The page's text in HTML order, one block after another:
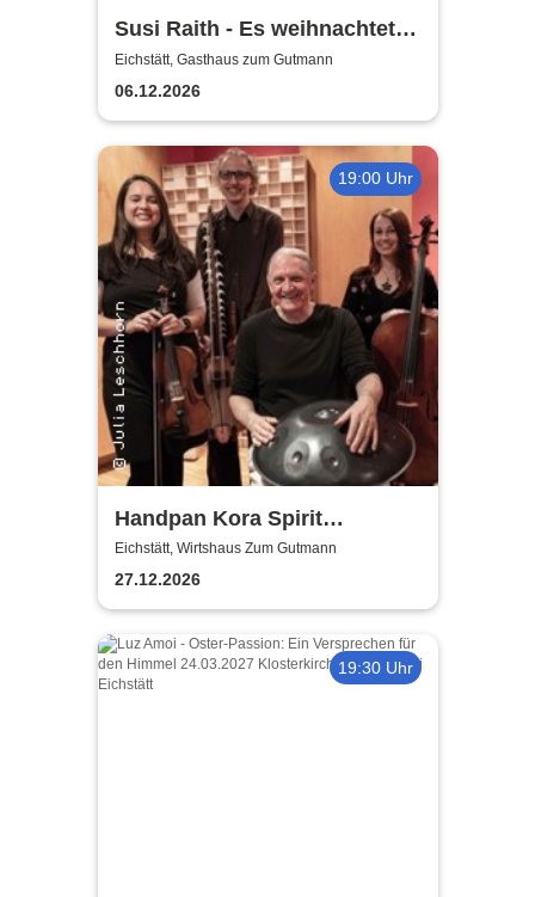
Susi Raith - Es weihnachtet ...
dahoam und überall
Eichstätt, Gasthaus zum Gutmann
06.12.2026
19:00 Uhr
Handpan Kora Spirit
Ensemble
Eichstätt, Wirtshaus Zum Gutmann
27.12.2026
19:30 Uhr